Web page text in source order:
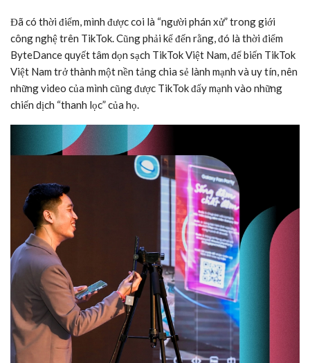
Đã có thời điểm, mình được coi là “người phán xử” trong giới
công nghệ trên TikTok. Cũng phải kể đến rằng, đó là thời điểm
ByteDance quyết tâm dọn sạch TikTok Việt Nam, để biến TikTok
Việt Nam trở thành một nền tảng chia sẻ lành mạnh và uy tín, nên
những video của mình cũng được TikTok đẩy mạnh vào những
chiến dịch “thanh lọc” của họ.